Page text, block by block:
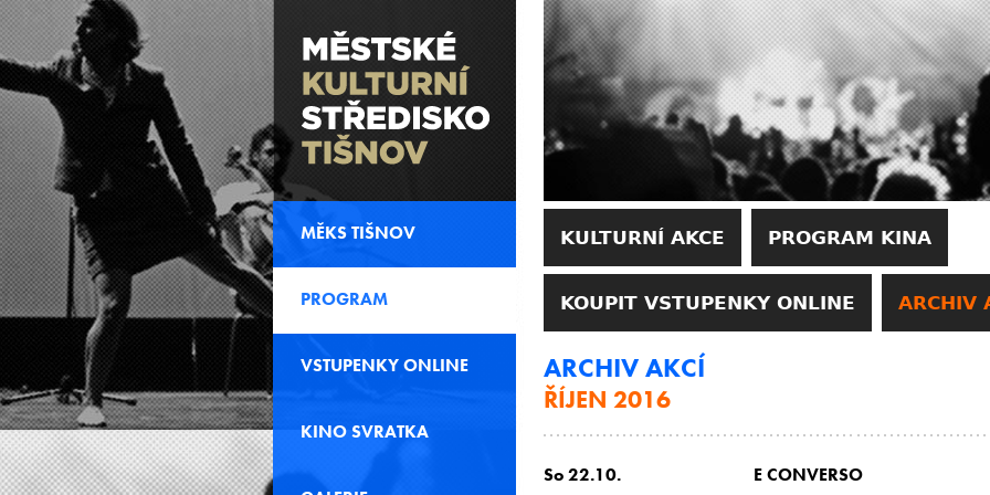
KULTURNÍ AKCE PROGRAM KINA
KOUPIT VSTUPENKY ONLINE ARCHIV
ARCHIV AKCÍ
ŘÍJEN 2016
So 22.10. E CONVERSO
MĚKS TIŠNOV
PROGRAM
VSTUPENKY ONLINE
KINO SVRATKA